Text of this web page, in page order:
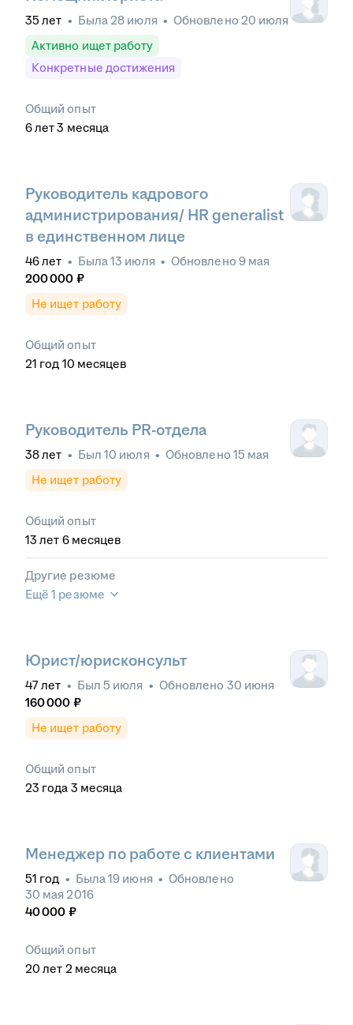
35 лет • Была 28 июля • Обновлено 20 июля
Активно ищет работу
Конкретные достижения
Общий опыт
6лет 3 месяца
Руководитель кадрового
администрирования/ HR generalist
в единственном лице
46лет • Была13 июля • Обновлено 9 мая
200 000 ₽
Не ищет работу
Общий опыт
21 год 10 месяцев
Руководитель PR-отдела
38лет • Был 10 июля • Обновлено 15 мая
Не ищет работу
Общий опыт
13 лет 6 месяцев
Другие резюме
Ещё 1 резюме
Юрист/юрисконсульт
47лет • Был 5 июля • Обновлено 30 июня
160 000 ₽
Не ищет работу
Общий опыт
23 года 3 месяца
Менеджер по работе с клиентами
51 год • Была19 июня • Обновлено
30 мая 2016
40 000 ₽
Общий опыт
20 лет 2 месяца